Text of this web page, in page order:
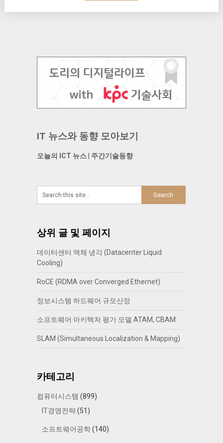
IT 뉴스와 동향 모아보기
오늘의 ICT 뉴스| 주간기술동향
상위 글 및 페이지
데이터센터 액체 냉각 (Datacenter Liquid
Cooling)
RoCE (RDMA over Converged Ethernet)
정보시스템 하드웨어 규모산정
소프트웨어 아키텍처 평가 모델 ATAM, CBAM
SLAM (Simultaneous Localization & Mapping)
카테고리
컴퓨터시스템 (899)
IT경영전략(51)
소프트웨어공학(140)